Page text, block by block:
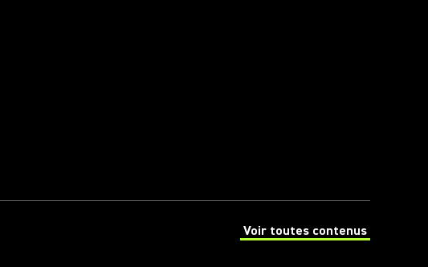
Voir toutes contenus
(Opens in a new tab)